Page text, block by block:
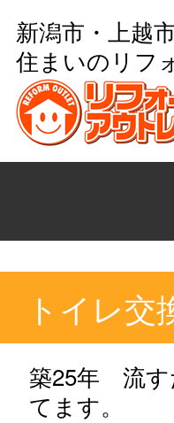
新潟市・上越
住まいのリフ
トイレ
築25年 流す
てます。